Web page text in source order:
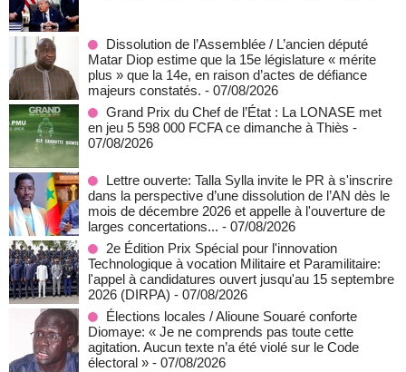
Dissolution de l’Assemblée / L’ancien député
Matar Diop estime que la 15e législature « mérite
plus » que la 14e, en raison d’actes de défiance
majeurs constatés. - 07/08/2026
Grand Prix du Chef de l’État : La LONASE met
en jeu 5 598 000 FCFA ce dimanche à Thiès -
07/08/2026
Lettre ouverte: Talla Sylla invite le PR à s'inscrire
dans la perspective d’une dissolution de l’AN dès le
mois de décembre 2026 et appelle à l'ouverture de
larges concertations... - 07/08/2026
2e Édition Prix Spécial pour l'innovation
Technologique à vocation Militaire et Paramilitaire:
l'appel à candidatures ouvert jusqu'au 15 septembre
2026 (DIRPA) - 07/08/2026
Élections locales / Alioune Souaré conforte
Diomaye: « Je ne comprends pas toute cette
agitation. Aucun texte n’a été violé sur le Code
électoral » - 07/08/2026